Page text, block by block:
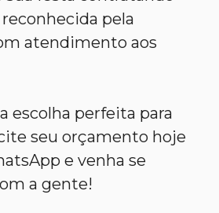
pela
atendimento aos
escolha perfeita para
seu orçamento hoje
e venha se
a gente!